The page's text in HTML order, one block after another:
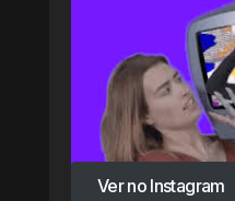
Ver no Instagram